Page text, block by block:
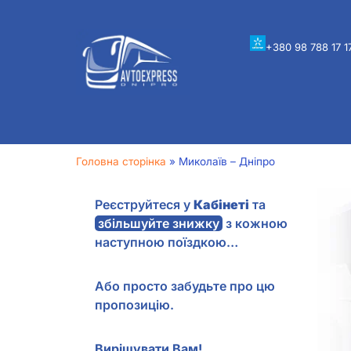
+380 98 788 17
Головна сторінка » Миколаїв – Дніпро
Реєструйтеся уКабінеті та
збільшуйте знижку з кожною
наступною поїздкою…
Або просто забудьте про цю
пропозицію.